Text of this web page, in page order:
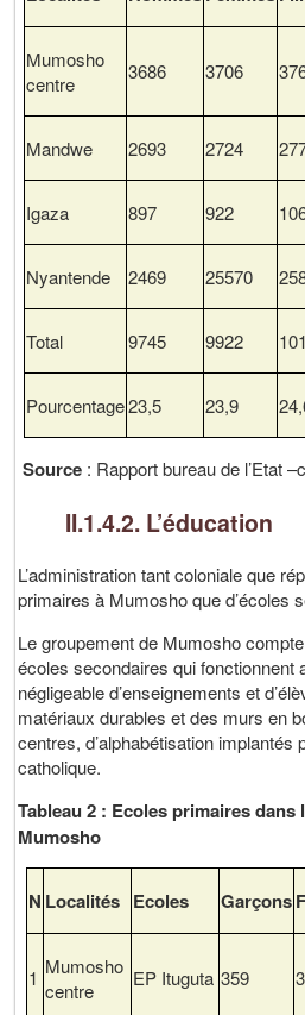
Mumosho
centre
3686 3706
Mandwe 2693 2724
Igaza 897 922
Nyantende 2469 25570
Total 9745 9922
Pourcentage23,5 23,9
Source : Rapport bureau de l’Etat
II.1.4.2. L’éducation
L’administration tant coloniale que
primaires à Mumosho que d’écoles
Le groupement de Mumosho
écoles secondaires qui fonctionnent
négligeable d’enseignements et
matériaux durables et des murs en
centres, d’alphabétisation implantés
catholique.
Tableau 2 : Ecoles primaires dans
Mumosho
N Localités Ecoles Garçons
1 Mumosho
centre
EP Ituguta 359